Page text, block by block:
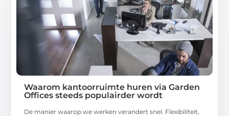
Waarom kantoorruimte huren via Garden
Offices steeds populairder wordt
De manier waarop we werken verandert snel. Flexibiliteit,